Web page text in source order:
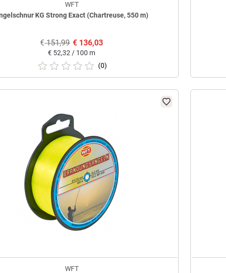
WFT
KG Strong Exact (Chartreuse, 550 m)
€151,99 € 136,03
€ 52,32 / 100 m
(0)
WFT